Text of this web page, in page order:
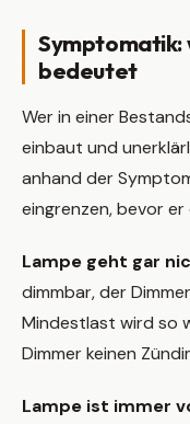
Symptomatik:
bedeutet
Wer in einer
einbaut und
anhand der
eingrenzen, bevor
Lampe geht gar
dimmbar, der
Mindestlast wird so
Dimmer keinen
Lampe ist immer